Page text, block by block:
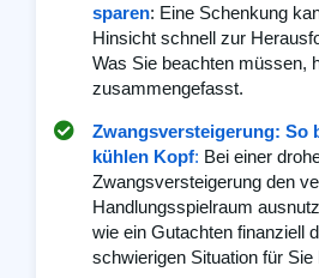
sparen: Eine Schenkung
Hinsicht schnell zur
Was Sie beachten müssen,
zusammengefasst.
Zwangsversteigerung: So
kühlen Kopf: Bei einer
Zwangsversteigerung den
Handlungsspielraum
wie ein Gutachten finanziell
schwierigen Situation für Sie